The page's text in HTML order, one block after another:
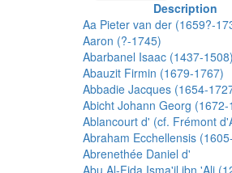
Description
Aa Pieter van der (1659?-
Aaron (?-1745)
Abarbanel Isaac (1437-1508)
Abauzit Firmin (1679-1767)
Abbadie Jacques (1654-
Abicht Johann Georg (1672-
Ablancourt d' (cf. Frémont
Abraham Ecchellensis
Abrenethée Daniel d'
Abu Al-Fida Isma'il ibn 'Ali